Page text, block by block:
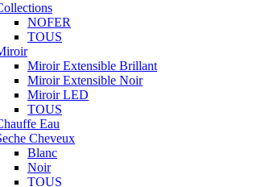
NOFER
TOUS
Miroir Extensible Brillant
Miroir Extensible Noir
Miroir LED
TOUS
Eau
Cheveux
Blanc
Noir
TOUS